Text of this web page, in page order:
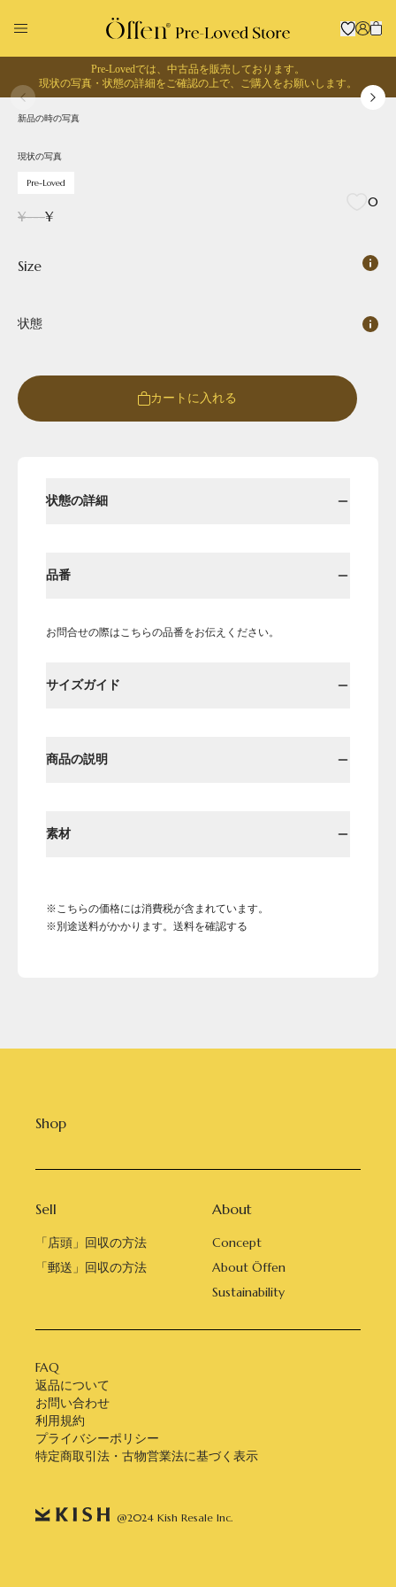
Round Round-hi
Pre-Lovedでは、中古品を販売しております。
現状の写真・状態の詳細をご確認の上で、 ご購入をお願いします。
現状の写真
新品の時の写真
現状の写真
Pre-Loved
0
¥---¥
Size
状態
カートに入れる
状態の詳細
品番
お問合せの際はこちらの品番をお伝えください。
サイズガイド
商品の説明
素材
※こちらの価格には消費税が含まれています。
※別途送料がかかります。送料を確認する
Shop
Sell
「店頭」回収の方法
「郵送」回収の方法
About
Concept
About Öffen
Sustainability
FAQ
返品について
お問い合わせ
利用規約
プライバシーポリシー
特定商取引法・古物営業法に基づく表示
@2024 Kish Resale Inc.